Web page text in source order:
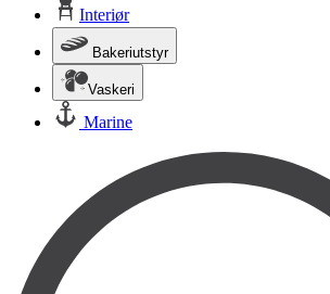
Interiør
Bakeriutstyr
Vaskeri
Marine